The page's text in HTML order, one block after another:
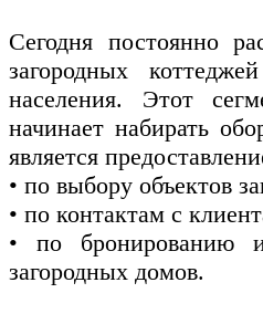
Сегодня постоянно
загородных
населения. Этот
начинает набирать
является
• по выбору объектов
• по контактам с
• по бронированию
загородных домов.